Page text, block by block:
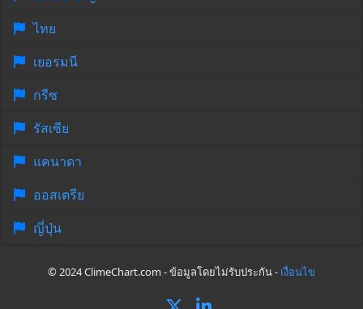
ไทย
เยอรมนี
กรีซ
รัสเซีย
แคนาดา
ออสเตรีย
ญี่ปุ่น
© 2024 ClimeChart.com - ข้อมูลโดยไม่รับประกัน - เงื่อนไข